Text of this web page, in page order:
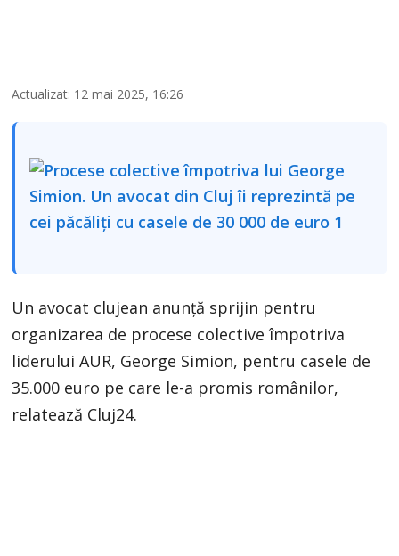
Actualizat: 12 mai 2025, 16:26
Un avocat clujean anunță sprijin pentru
organizarea de procese colective împotriva
liderului AUR, George Simion, pentru casele de
35.000 euro pe care le-a promis românilor,
relatează Cluj24.